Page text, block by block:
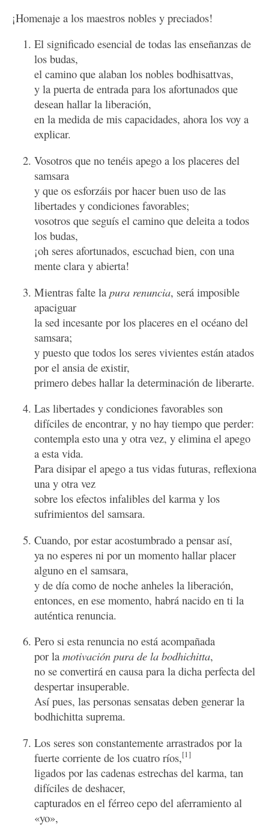
¡Homenaje a los maestros nobles y preciados!
El significado esencial de todas las enseñanzas de
los budas,
el camino que alaban los nobles bodhisattvas,
y la puerta de entrada para los afortunados que
desean hallar la liberación,
en la medida de mis capacidades, ahora los voy a
explicar.
Vosotros que no tenéis apego a los placeres del
samsara
y que os esforzáis por hacer buen uso de las
libertades y condiciones favorables;
vosotros que seguís el camino que deleita a todos
los budas,
¡oh seres afortunados, escuchad bien, con una
mente clara y abierta!
Mientras falte lapura renuncia, será imposible
apaciguar
la sed incesante por los placeres en el océano del
samsara;
y puesto que todos los seres vivientes están atados
por el ansia de existir,
primero debes hallar la determinación de liberarte.
Las libertades y condiciones favorables son
difíciles de encontrar, y no hay tiempo que perder:
contempla esto una y otra vez, y elimina el apego
a esta vida.
Para disipar el apego a tus vidas futuras, reflexiona
una y otra vez
sobre los efectos infalibles del karma y los
sufrimientos del samsara.
Cuando, por estar acostumbrado a pensar así,
ya no esperes ni por un momento hallar placer
alguno en el samsara,
y de día como de noche anheles la liberación,
entonces, en ese momento, habrá nacido en ti la
auténtica renuncia.
Pero si esta renuncia no está acompañada
por lamotivación pura de la bodhichitta,
no se convertirá en causa para la dicha perfecta del
despertar insuperable.
Así pues, las personas sensatas deben generar la
bodhichitta suprema.
Los seres son constantemente arrastrados por la
fuerte corriente de los cuatro ríos,[1]
ligados por las cadenas estrechas del karma, tan
difíciles de deshacer,
capturados en el férreo cepo del aferramiento al
«yo»,